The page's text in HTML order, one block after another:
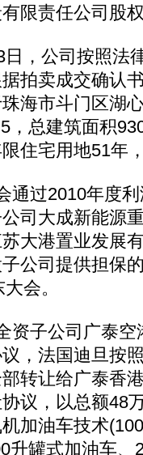
限责任公司股
，公司按照法
拍卖成交确认
海市斗门区湖
，总建筑面积
住宅用地51年
过2010年度利
司大成新能源
大港置业发展
公司提供担保
会。
子公司广泰空
，法国迪旦按
转让给广泰香
议，以总额48
加油车技术
升罐式加油车、